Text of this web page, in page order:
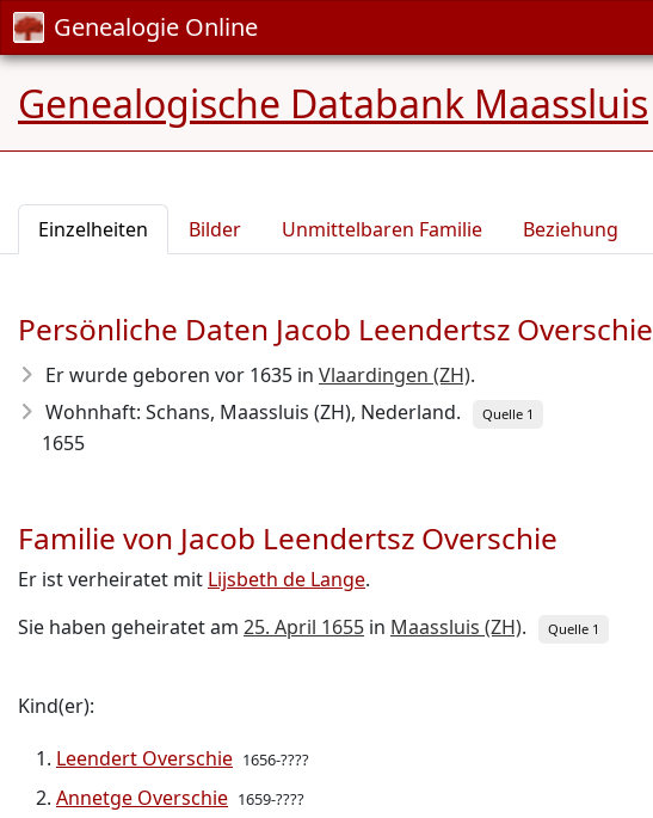
Genealogie Online
Genealogische Databank Maassluis
Einzelheiten Bilder Unmittelbaren Familie Beziehung
Persönliche Daten Jacob Leendertsz Overschie
Er wurde geboren vor 1635 in Vlaardingen (ZH).
Wohnhaft: Schans, Maassluis (ZH), Nederland.
Quelle 1
1655
Familie von Jacob Leendertsz Overschie
Er ist verheiratet mit Lijsbeth de Lange.
Sie haben geheiratet am 25. April 1655 in Maassluis (ZH). Quelle 1
Kind(er):
Leendert Overschie 1656-????
Annetge Overschie 1659-????